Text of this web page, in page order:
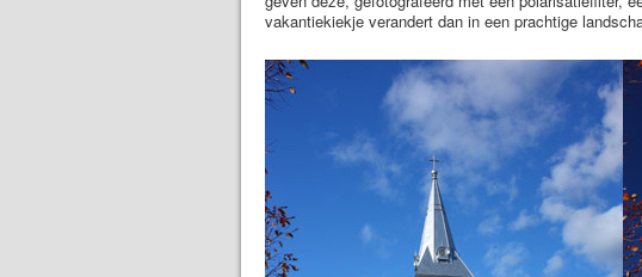
vakantiekiekje verandert dan in een prachtige